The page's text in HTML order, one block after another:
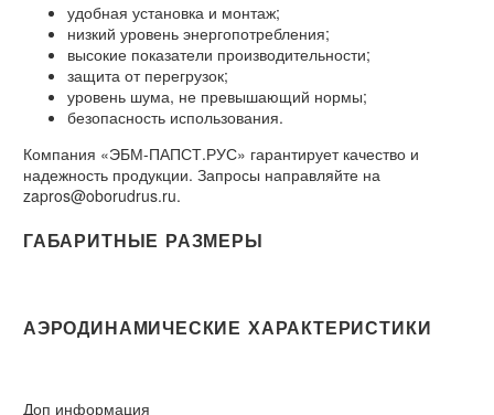
удобная установка и монтаж;
низкий уровень энергопотребления;
высокие показатели производительности;
защита от перегрузок;
уровень шума, не превышающий нормы;
безопасность использования.
Компания «ЭБМ-ПАПСТ.РУС» гарантирует качество и
надежность продукции. Запросы направляйте на
zapros@oborudrus.ru.
ГАБАРИТНЫЕ РАЗМЕРЫ
АЭРОДИНАМИЧЕСКИЕ ХАРАКТЕРИСТИКИ
Доп информация